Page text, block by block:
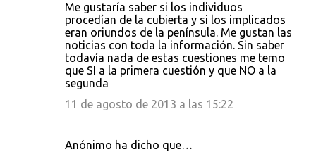
Me gustaría saber si los individuos
procedían de la cubierta y si los implicados
eran oriundos de la península. Me gustan las
noticias con toda la información. Sin saber
todavía nada de estas cuestiones me temo
que SI a la primera cuestión y que NO a la
segunda
11 de agosto de 2013 a las 15:22
Anónimo ha dicho que…